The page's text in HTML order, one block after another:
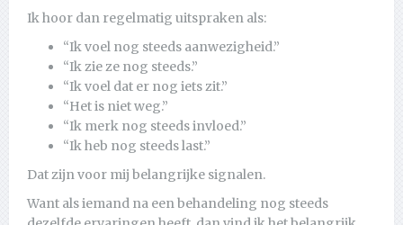
Ik hoor dan regelmatig uitspraken als:
“Ik voel nog steeds aanwezigheid.”
“Ik zie ze nog steeds.”
“Ik voel dat er nog iets zit.”
“Het is niet weg.”
“Ik merk nog steeds invloed.”
“Ik heb nog steeds last.”
Dat zijn voor mij belangrijke signalen.
Want als iemand na een behandeling nog steeds